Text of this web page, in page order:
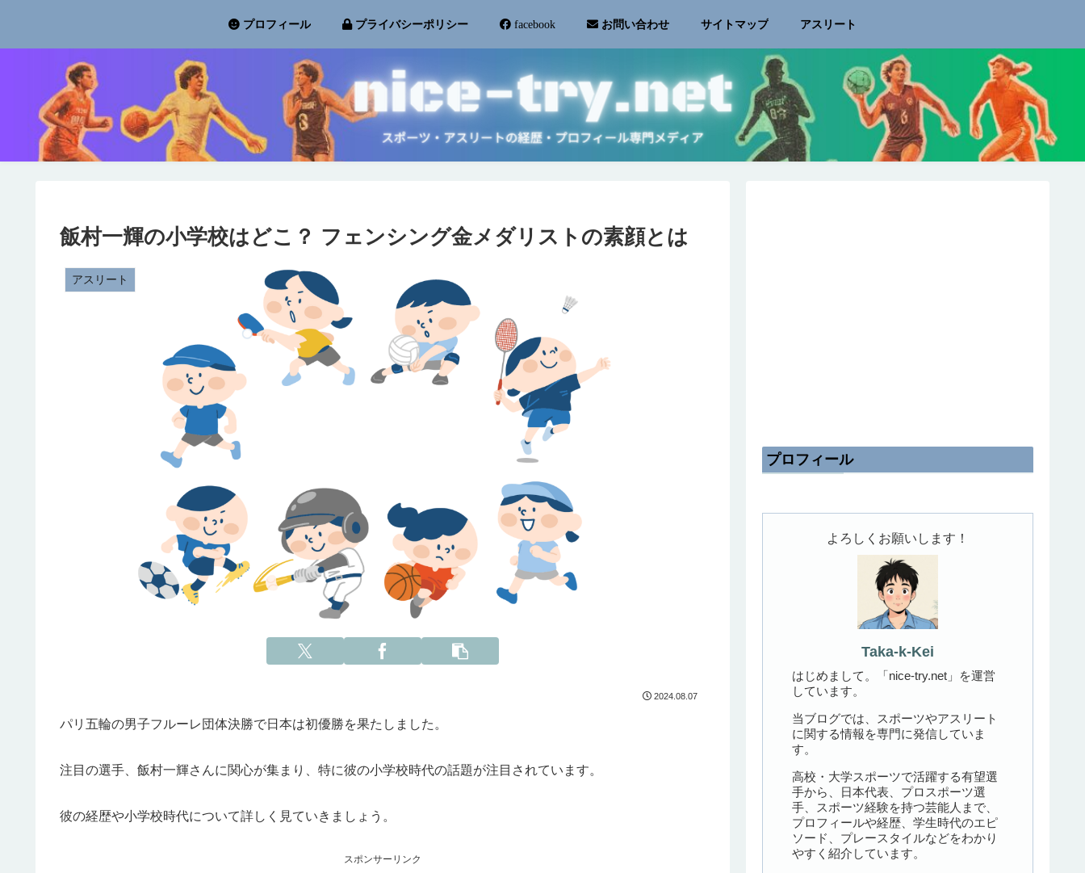
プロフィール プライバシーポリシー facebook お問い合わせ サイトマップ アスリート
飯村一輝の小学校はどこ？ フェンシング金メダリストの素顔とは
アスリート
2024.08.07
パリ五輪の男子フルーレ団体決勝で日本は初優勝を果たしました。
注目の選手、飯村一輝さんに関心が集まり、特に彼の小学校時代の話題が注目されています。
彼の経歴や小学校時代について詳しく見ていきましょう。
スポンサーリンク
プロフィール
よろしくお願いします！
Taka-k-Kei
はじめまして。「nice-try.net」を運営
しています。
当ブログでは、スポーツやアスリート
に関する情報を専門に発信していま
す。
高校・大学スポーツで活躍する有望選
手から、日本代表、プロスポーツ選
手、スポーツ経験を持つ芸能人まで、
プロフィールや経歴、学生時代のエピ
ソード、プレースタイルなどをわかり
やすく紹介しています。